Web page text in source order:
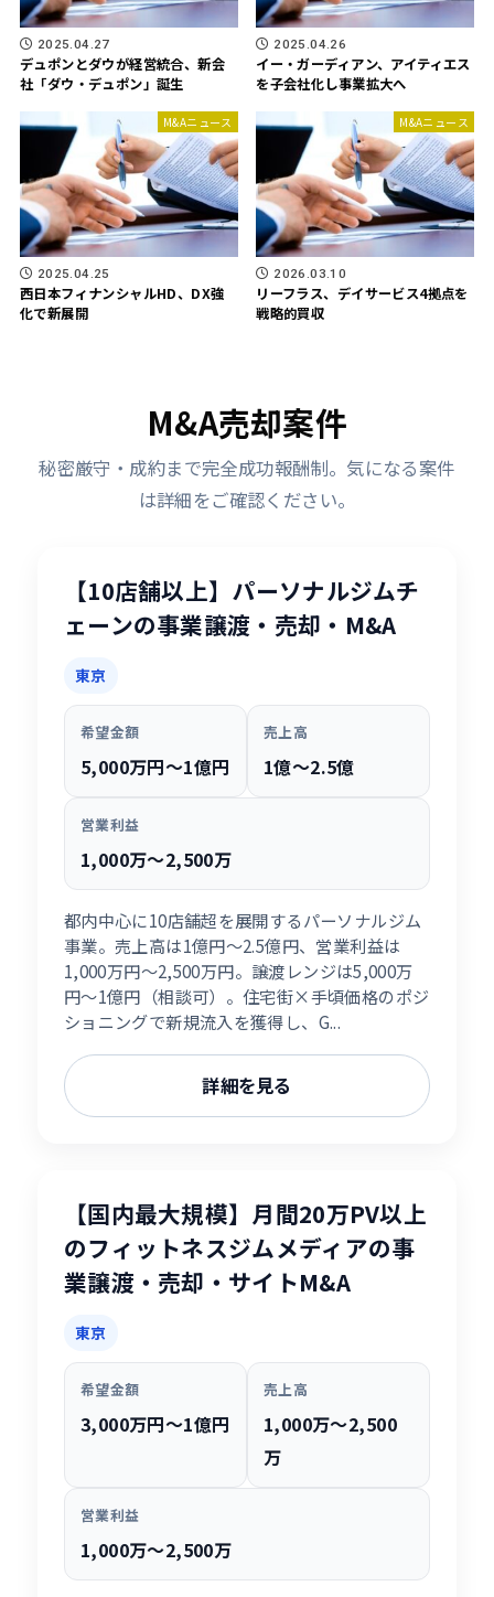
2025.04.27
デュポンとダウが経営統合、新会
社「ダウ・デュポン」誕生
2025.04.26
イー・ガーディアン、アイティエス
を子会社化し事業拡大へ
M&Aニュース
2025.04.25
西日本フィナンシャルHD、DX強
化で新展開
M&Aニュース
2026.03.10
リーフラス、デイサービス4拠点を
戦略的買収
M&A売却案件
秘密厳守・成約まで完全成功報酬制。気になる案件
は詳細をご確認ください。
【10店舗以上】パーソナルジムチ
ェーンの事業譲渡・売却・M&A
東京
希望金額
5,000万円〜1億円
売上高
1億〜2.5億
営業利益
1,000万〜2,500万
都内中心に10店舗超を展開するパーソナルジム
事業。売上高は1億円〜2.5億円、営業利益は
1,000万円〜2,500万円。譲渡レンジは5,000万
円〜1億円（相談可）。住宅街×手頃価格のポジ
ショニングで新規流入を獲得し、G...
詳細を見る
【国内最大規模】月間20万PV以上
のフィットネスジムメディアの事
業譲渡・売却・サイトM&A
東京
希望金額
3,000万円〜1億円
売上高
1,000万〜2,500
万
営業利益
1,000万〜2,500万